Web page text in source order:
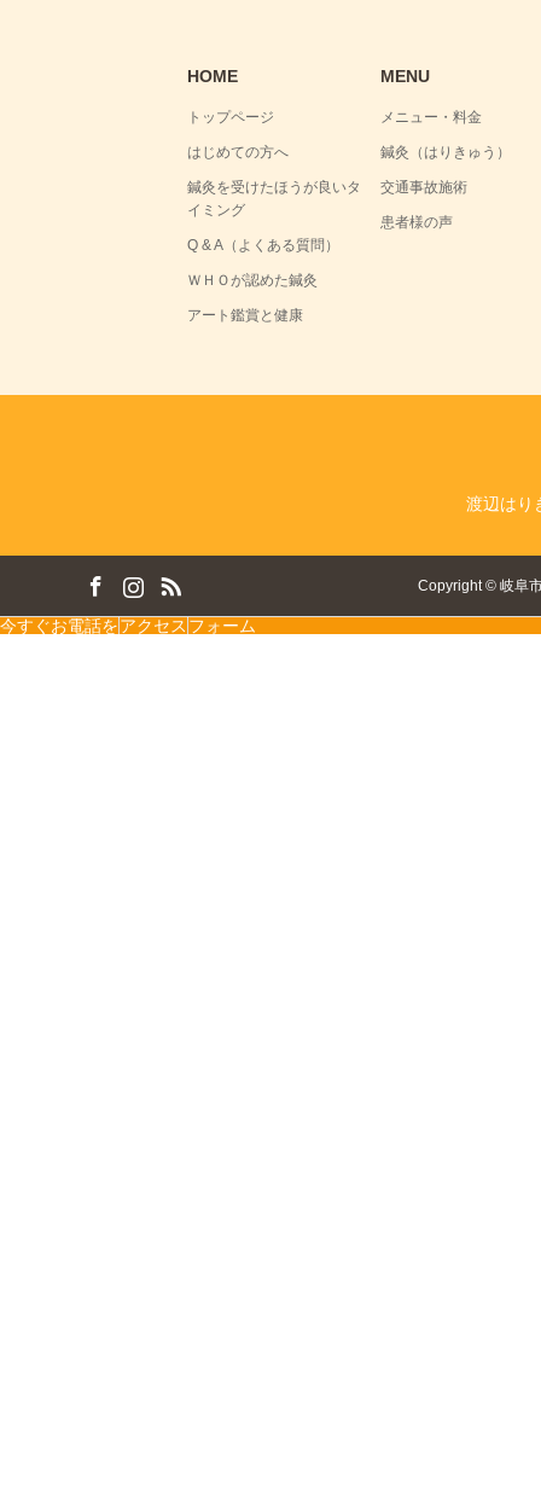
HOME
トップページ
はじめての方へ
鍼灸を受けたほうが良いタ
イミング
Q & A（よくある質問）
ＷＨＯが認めた鍼灸
アート鑑賞と健康
MENU
メニュー・料金
鍼灸（はりきゅう）
交通事故施術
患者様の声
渡辺はり
Copyright© 岐阜
今すぐお電話をアクセス フォーム